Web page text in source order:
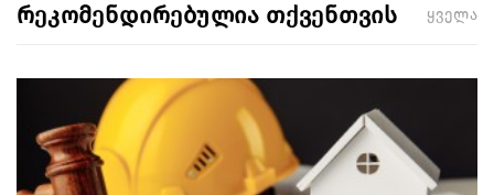
რეკომენდირებულია თქვენთვის ყველა